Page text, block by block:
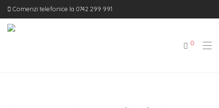
Comenzi telefonice la 0742 299 991
0